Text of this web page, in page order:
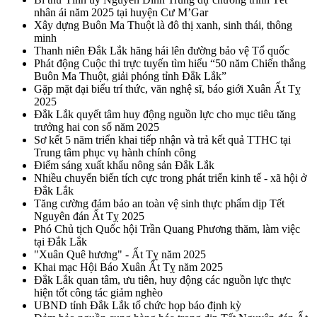
nhân ái năm 2025 tại huyện Cư M’Gar
Xây dựng Buôn Ma Thuột là đô thị xanh, sinh thái, thông
minh
Thanh niên Đắk Lắk hăng hái lên đường bảo vệ Tổ quốc
Phát động Cuộc thi trực tuyến tìm hiểu “50 năm Chiến thắng
Buôn Ma Thuột, giải phóng tỉnh Đắk Lắk”
Gặp mặt đại biểu trí thức, văn nghệ sĩ, báo giới Xuân Ất Tỵ
2025
Đắk Lắk quyết tâm huy động nguồn lực cho mục tiêu tăng
trưởng hai con số năm 2025
Sơ kết 5 năm triển khai tiếp nhận và trả kết quả TTHC tại
Trung tâm phục vụ hành chính công
Điểm sáng xuất khẩu nông sản Đắk Lắk
Nhiều chuyển biến tích cực trong phát triển kinh tế - xã hội ở
Đắk Lắk
Tăng cường đảm bảo an toàn vệ sinh thực phẩm dịp Tết
Nguyên đán Ất Tỵ 2025
Phó Chủ tịch Quốc hội Trần Quang Phương thăm, làm việc
tại Đắk Lắk
"Xuân Quê hương" - Ất Tỵ năm 2025
Khai mạc Hội Báo Xuân Ất Tỵ năm 2025
Đắk Lắk quan tâm, ưu tiên, huy động các nguồn lực thực
hiện tốt công tác giảm nghèo
UBND tỉnh Đắk Lắk tổ chức họp báo định kỳ